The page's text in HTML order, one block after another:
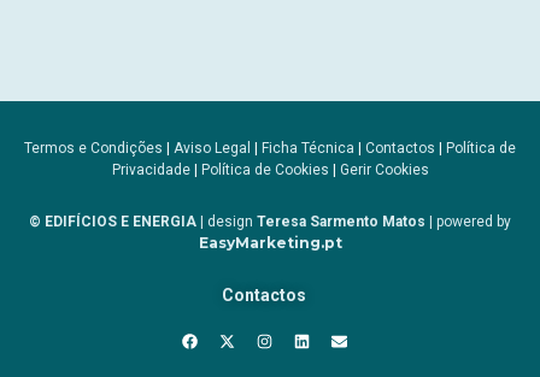
Termos e Condições Aviso Legal Ficha Técnica Contactos
Política de
Privacidade| Política de Cookies Gerir Cookies
© EDIFÍCIOS E ENERGIA | design Teresa Sarmento Matos | powered by
EasyMarketing.pt
Contactos